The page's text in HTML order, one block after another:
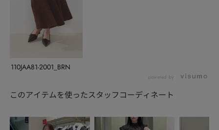
110JAA81-2001_BRN
powered by
このアイテムを使ったスタッフコーディネート